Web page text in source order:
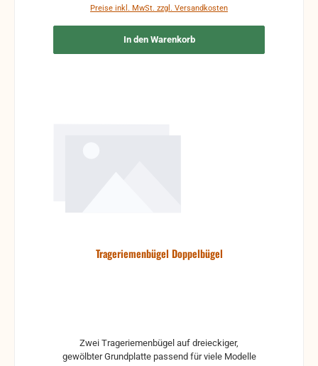
Preise inkl. MwSt. zzgl. Versandkosten
In den Warenkorb
Trageriemenbügel Doppelbügel
Zwei Trageriemenbügel auf dreieckiger,
gewölbter Grundplatte passend für viele Modelle